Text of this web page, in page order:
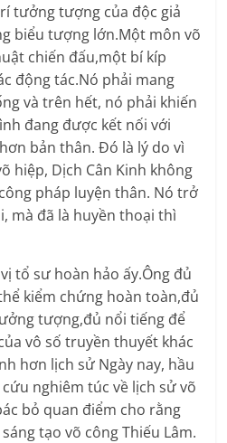
tưởng tượng của độc giả
biểu tượng lớn.Một môn võ
chiến đấu,một bí kíp
động tác.Nó phải mang
và trên hết, nó phải khiến
đang được kết nối với
bản thân. Đó là lý do vì
hiệp, Dịch Cân Kinh không
pháp luyện thân. Nó trở
mà đã là huyền thoại thì
tổ sư hoàn hảo ấy.Ông đủ
kiểm chứng hoàn toàn,đủ
tượng,đủ nổi tiếng để
vô số truyền thuyết khác
hơn lịch sử Ngày nay, hầu
nghiêm túc về lịch sử võ
bỏ quan điểm cho rằng
tạo võ công Thiếu Lâm.